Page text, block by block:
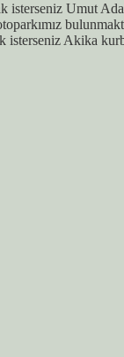
isterseniz Umut
Akika